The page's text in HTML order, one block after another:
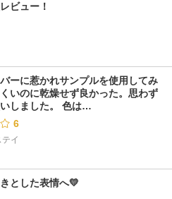
ビュー！
ーに惹かれサンプルを使用してみ
いのに乾燥せず良かった。思わず
しました。 色は…
6
イ
とした表情へ💛